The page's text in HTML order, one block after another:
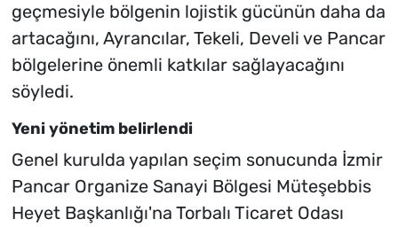
geçmesiyle bölgenin lojistik gücünün daha da
artacağını, Ayrancılar, Tekeli, Develi ve Pancar
bölgelerine önemli katkılar sağlayacağını
söyledi.
Yeni yönetim belirlendi
Genel kurulda yapılan seçim sonucunda İzmir
Pancar Organize Sanayi Bölgesi Müteşebbis
Heyet Başkanlığı'na Torbalı Ticaret Odası